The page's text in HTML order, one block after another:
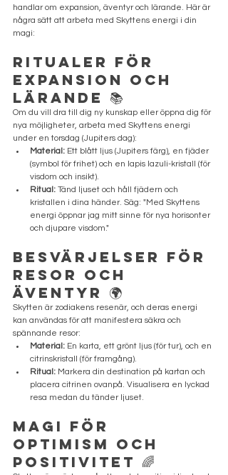
handlar om expansion, äventyr och lärande. Här är
några sätt att arbeta med Skyttens energi i din
magi:
Ritualer för
Expansion och
Lärande 📚
Om du vill dra till dig ny kunskap eller öppna dig för
nya möjligheter, arbeta med Skyttens energi
under en torsdag (Jupiters dag):
Material: Ett blått ljus (Jupiters färg), en fjäder
(symbol för frihet) och en lapis lazuli-kristall (för
visdom och insikt).
Ritual: Tänd ljuset och håll fjädern och
kristallen i dina händer. Säg: "Med Skyttens
energi öppnar jag mitt sinne för nya horisonter
och djupare visdom."
Besvärjelser för
Resor och
Äventyr 🌍
Skytten är zodiakens resenär, och deras energi
kan användas för att manifestera säkra och
spännande resor:
Material: En karta, ett grönt ljus (för tur), och en
citrinskristall (för framgång).
Ritual: Markera din destination på kartan och
placera citrinen ovanpå. Visualisera en lyckad
resa medan du tänder ljuset.
Magi för
Optimism och
Positivitet 🌈